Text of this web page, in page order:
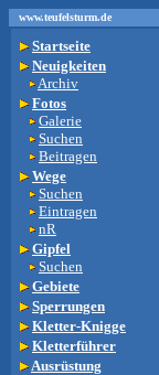
www.teufelsturm.de
Startseite
Neuigkeiten
Archiv
Fotos
Galerie
Suchen
Beitragen
Wege
Suchen
Eintragen
nR
Gipfel
Suchen
Gebiete
Sperrungen
Kletter-Knigge
Kletterführer
Ausrüstung